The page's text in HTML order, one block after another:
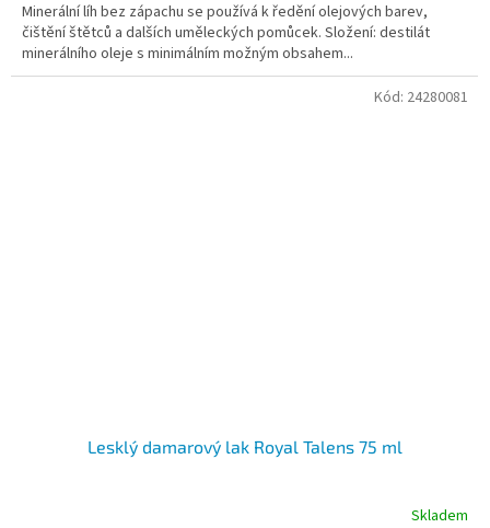
Minerální líh bez zápachu se používá k ředění olejových barev,
čištění štětců a dalších uměleckých pomůcek. Složení: destilát
minerálního oleje s minimálním možným obsahem...
Lesklý damarový lak Royal Talens 75 ml
Skladem
Kód: 24280081